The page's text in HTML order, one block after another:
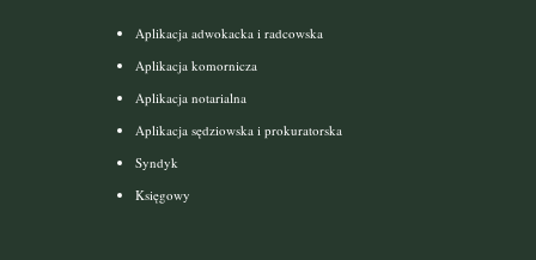
Aplikacja adwokacka i radcowska
Aplikacja komornicza
Aplikacja notarialna
Aplikacja sędziowska i prokuratorska
Syndyk
Księgowy